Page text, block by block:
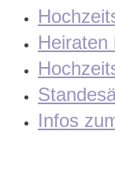
Heiraten
Infos